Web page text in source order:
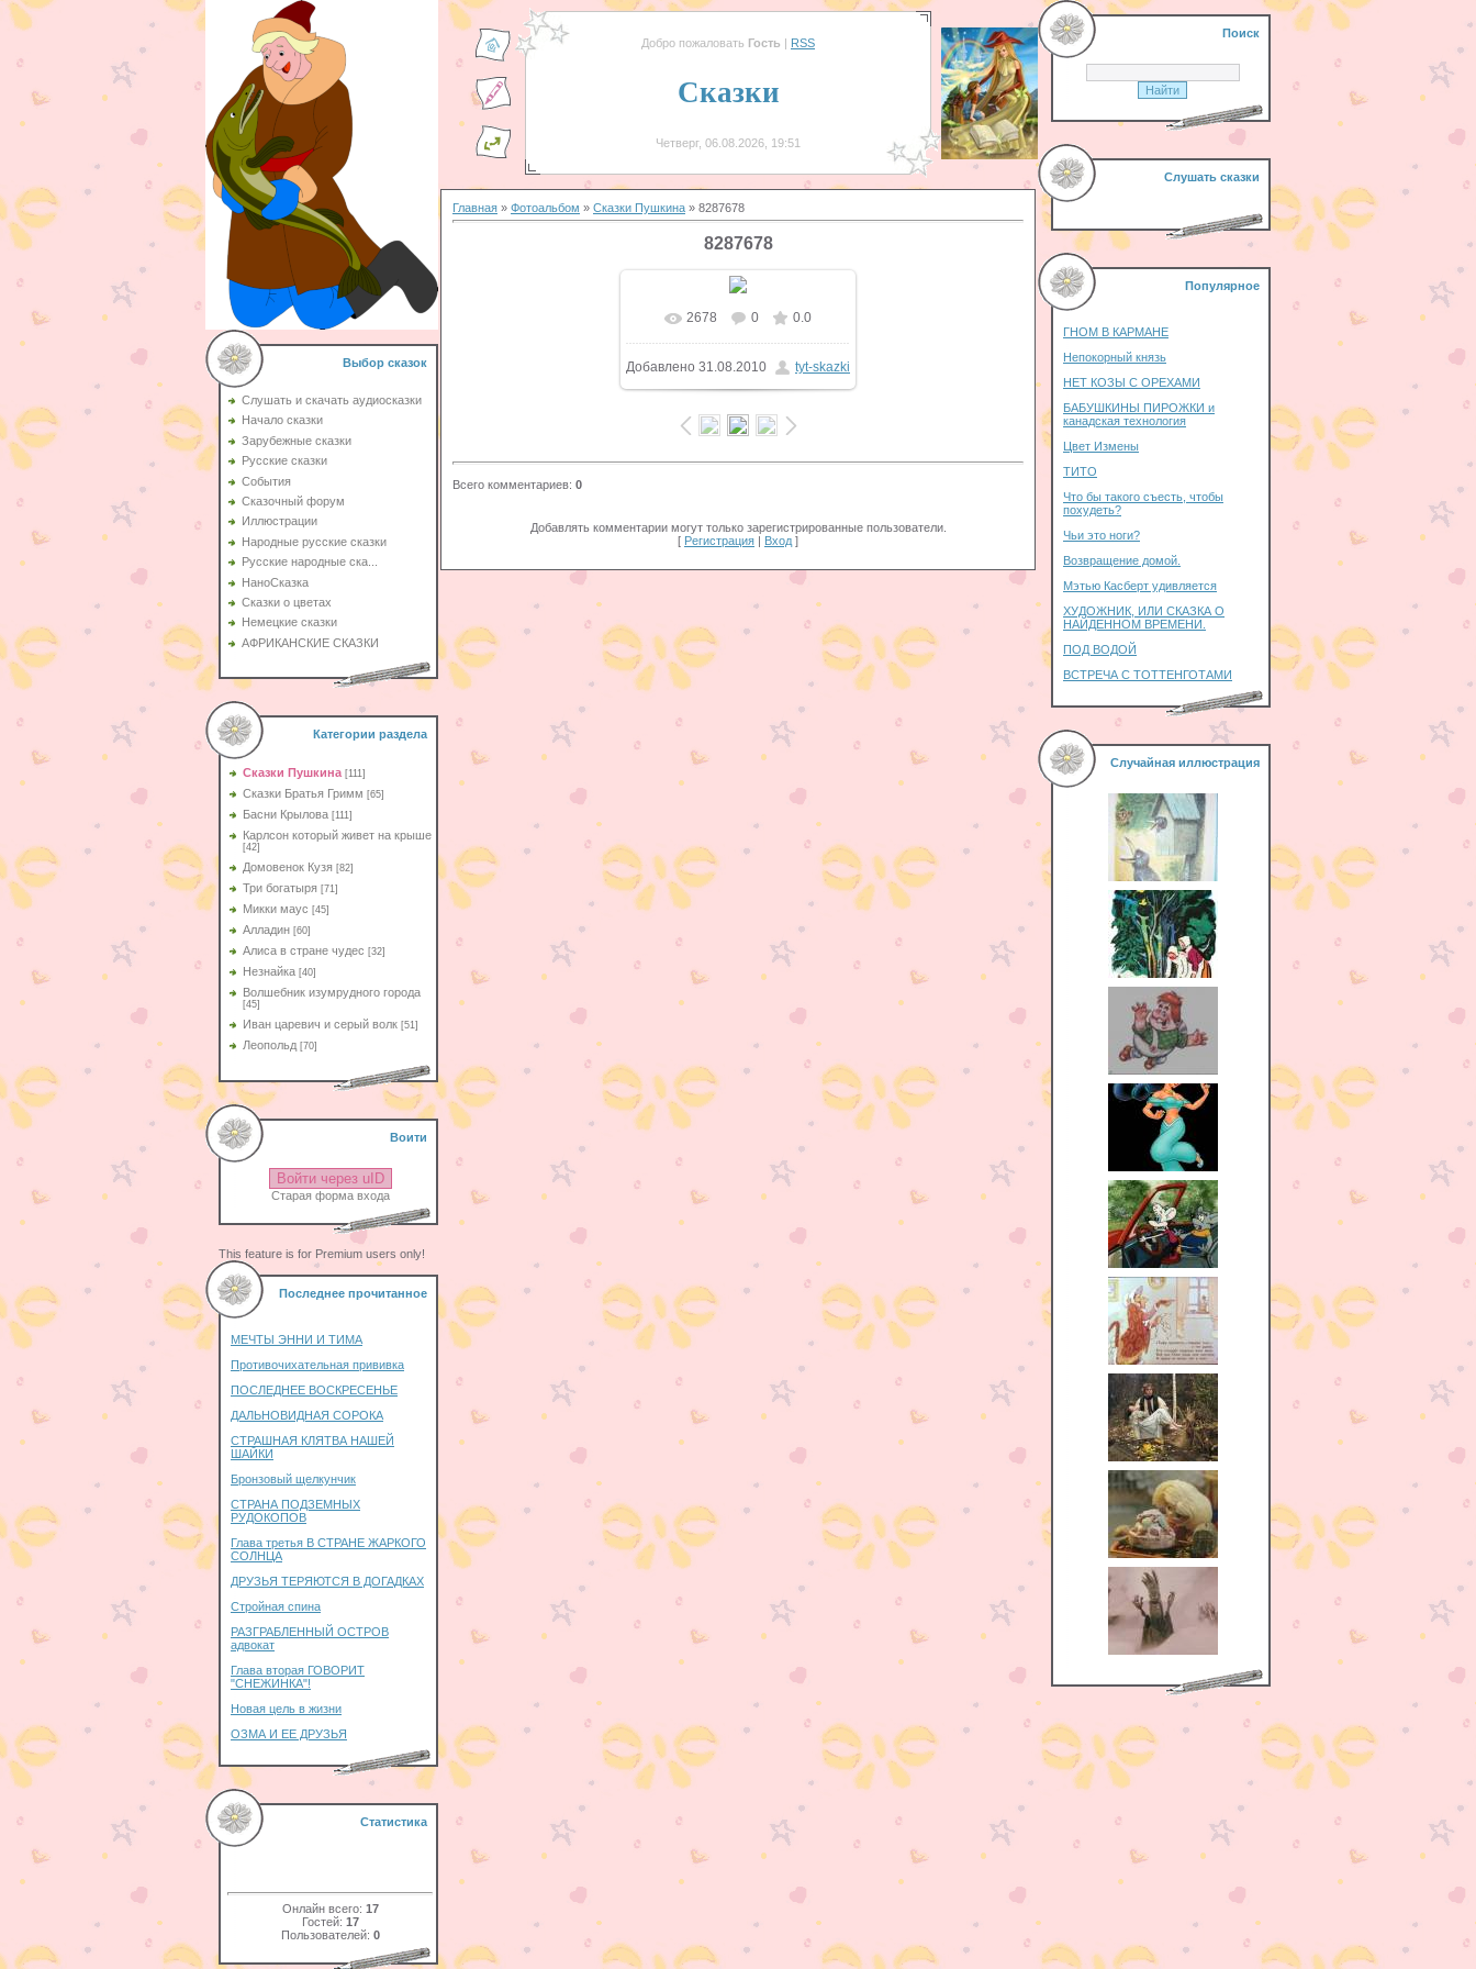
Выбор сказок
Слушать и скачать аудиосказки
Начало сказки
Зарубежные сказки
Русские сказки
События
Сказочный форум
Иллюстрации
Народные русские сказки
Русские народные ска...
НаноСказка
Сказки о цветах
Немецкие сказки
АФРИКАНСКИЕ СКАЗКИ
Категории раздела
Сказки Пушкина [111]
Сказки Братья Гримм [65]
Басни Крылова [111]
Карлсон который живет на крыше
[42]
Домовенок Кузя [82]
Три богатыря [71]
Микки маус [45]
Алладин [60]
Aлиса в стране чудес [32]
Незнайка [40]
Волшебник изумрудного города
[45]
Иван царевич и серый волк [51]
Леопольд [70]
Воити
Войти через uID
Старая форма входа
This feature is for Premium users only!
Последнее прочитанное
МЕЧТЫ ЭННИ И ТИМА
Противочихательная прививка
ПОСЛЕДНЕЕ ВОСКРЕСЕНЬЕ
ДАЛЬНОВИДНАЯ СОРОКА
СТРАШНАЯ КЛЯТВА НАШЕЙ
ШАЙКИ
Бронзовый щелкунчик
СТРАНА ПОДЗЕМНЫХ
РУДОКОПОВ
Глава третья В СТРАНЕ ЖАРКОГО
СОЛНЦА
ДРУЗЬЯ ТЕРЯЮТСЯ В ДОГАДКАХ
Стройная спина
РАЗГРАБЛЕННЫЙ ОСТРОВ
адвокат
Глава вторая ГОВОРИТ
"СНЕЖИНКА"!
Новая цель в жизни
ОЗМА И ЕЕ ДРУЗЬЯ
Статистика
Онлайн всего: 17
Гостей: 17
Пользователей: 0
Добро пожаловать Гость | RSS
Сказки
Четверг, 06.08.2026, 19:51
Главная » Фотоальбом » Сказки Пушкина » 8287678
8287678
В реальном размере
450x600/ 128.4Kb
2678 0 0.0
Добавлено 31.08.2010 tyt-skazki
Всего комментариев: 0
Добавлять комментарии могут только зарегистрированные пользователи.
[ Регистрация | Вход ]
Поиск
Слушать сказки
Популярное
ГНОМ В КАРМАНЕ
Непокорный князь
НЕТ КОЗЫ С ОРЕХАМИ
БАБУШКИНЫ ПИРОЖКИ и
канадская технология
Цвет Измены
ТИТО
Что бы такого съесть, чтобы
похудеть?
Чьи это ноги?
Возвращение домой.
Мэтью Касберт удивляется
ХУДОЖНИК, ИЛИ СКАЗКА О
НАЙДЕННОМ ВРЕМЕНИ.
ПОД ВОДОЙ
ВСТРЕЧА С ТОТТЕНГОТАМИ
Случайная иллюстрация